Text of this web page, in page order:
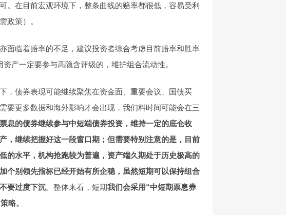
。在目前宏观环境下，整条曲线的赔率都很低，容易受利
政策）。
面临着赔率的不足，建议投资者综合考虑目前赔率和胜率
产一定要参与高隐含评级的，维护组合流动性。
，债券表现可能继续聚焦在资金面、重要会议、国债买
要更多数据和海外影响才会出现，我们料时间可能会在三
息的债券继续参与中短端债券投资，维持一定的底仓收
，继续把握好这一段窗口期；但需要特别注意的是，目前
的水平，机构抢跑较为普遍，资产端久期处于历史极高的
个别领先指标已经开始有所企稳，虽然短期可以保持组合
要过度下沉。整体来看，短期我们会采用“中短期票息券
略。